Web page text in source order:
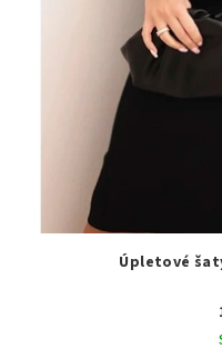
Úpletové